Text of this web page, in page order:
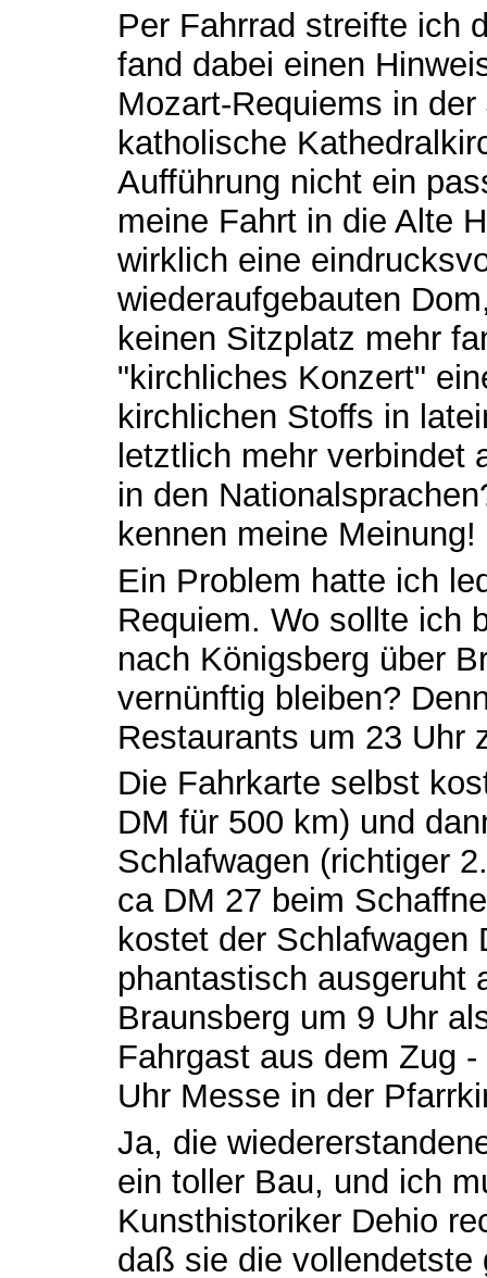
Per Fahrrad streifte ich
fand dabei einen
Mozart-Requiems in
katholische
Aufführung nicht ein
meine Fahrt in die Alte
wirklich eine
wiederaufgebauten
keinen Sitzplatz mehr
"kirchliches Konzert"
kirchlichen Stoffs in
letztlich mehr verbindet
in den
kennen meine Meinung!
Ein Problem hatte ich
Requiem. Wo sollte ich
nach Königsberg über
vernünftig bleiben?
Restaurants um 23 Uhr
Die Fahrkarte selbst
DM für 500 km) und
Schlafwagen (richtiger
ca DM 27 beim
kostet der Schlafwagen
phantastisch ausgeruht
Braunsberg um 9 Uhr
Fahrgast aus dem Zug
Uhr Messe in der
Ja, die
ein toller Bau, und ich
Kunsthistoriker Dehio
daß sie die